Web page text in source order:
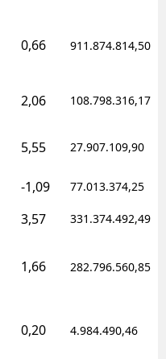
0,66 911.874.814,50
2,06 108.798.316,17
5,55 27.907.109,90
-1,09 77.013.374,25
3,57 331.374.492,49
1,66 282.796.560,85
0,20 4.984.490,46